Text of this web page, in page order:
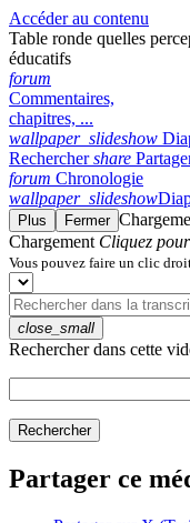
Accéder au contenu
Table ronde quelles
éducatifs
forum
Commentaires,
chapitres, ...
wallpaper_slideshow
Rechercher share
forum Chronologie
wallpaper_slideshow
Plus Fermer
Chargement Cliquez
Vous pouvez faire un clic
close_small
Rechercher dans cette
Rechercher
Partager ce